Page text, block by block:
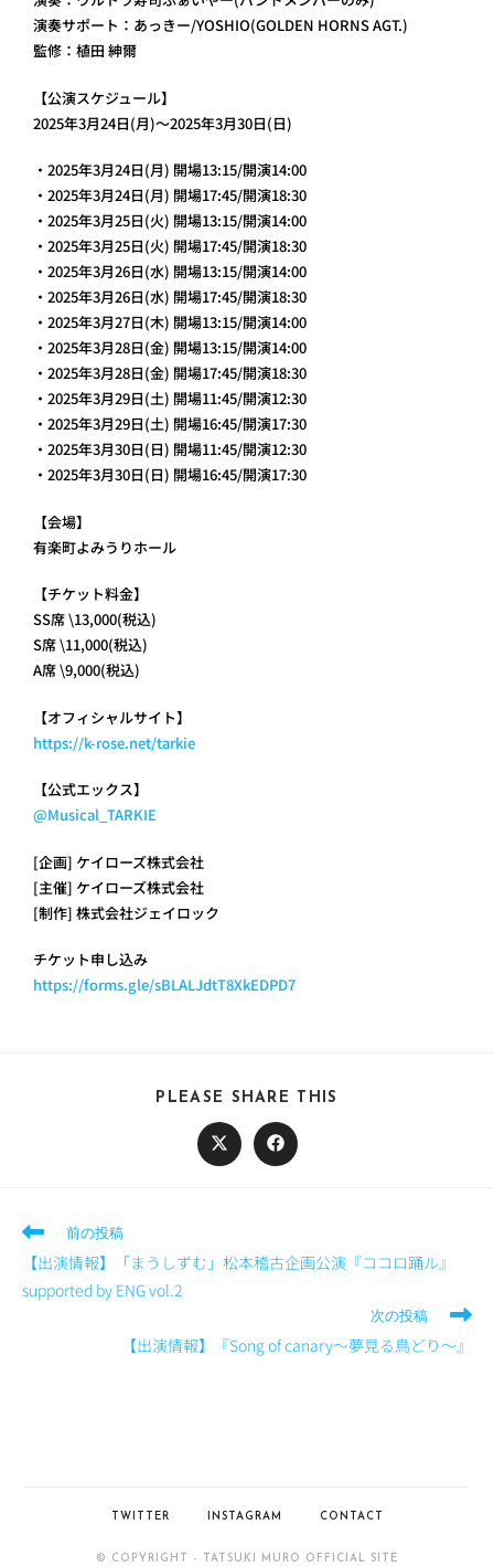
演奏サポート：あっきー/YOSHIO(GOLDEN HORNS AGT.)
監修：植田 紳爾
【公演スケジュール】
2025年3月24日(月)～2025年3月30日(日)
・2025年3月24日(月) 開場13:15/開演14:00
・2025年3月24日(月) 開場17:45/開演18:30
・2025年3月25日(火) 開場13:15/開演14:00
・2025年3月25日(火) 開場17:45/開演18:30
・2025年3月26日(水) 開場13:15/開演14:00
・2025年3月26日(水) 開場17:45/開演18:30
・2025年3月27日(木) 開場13:15/開演14:00
・2025年3月28日(金) 開場13:15/開演14:00
・2025年3月28日(金) 開場17:45/開演18:30
・2025年3月29日(土) 開場11:45/開演12:30
・2025年3月29日(土) 開場16:45/開演17:30
・2025年3月30日(日) 開場11:45/開演12:30
・2025年3月30日(日) 開場16:45/開演17:30
【会場】
有楽町よみうりホール
【チケット料金】
SS席 \13,000(税込)
S席 \11,000(税込)
A席 \9,000(税込)
【オフィシャルサイト】
https://k-rose.net/tarkie
【公式エックス】
@Musical_TARKIE
[企画] ケイローズ株式会社
[主催] ケイローズ株式会社
[制作] 株式会社ジェイロック
チケット申し込み
https://forms.gle/sBLALJdtT8XkEDPD7
PLEASE SHARE THIS
前の投稿
【出演情報】「まうしずむ」松本稽古企画公演『ココロ踊ル』
supported by ENG vol.2
次の投稿
【出演情報】『Song of canary〜夢見る鳥どり〜』
TWITTER INSTAGRAM CONTACT
© COPYRIGHT - TATSUKI MURO OFFICIAL SITE